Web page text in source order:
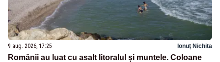
9 aug. 2026, 17:25 Ionuț Nichita
Românii au luat cu asalt litoralul și muntele. Coloane